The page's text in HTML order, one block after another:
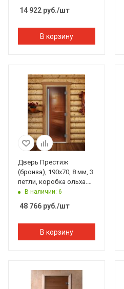
14 922 руб./шт
В корзину
Дверь Престиж
(бронза), 190х70, 8 мм, 3
петли, коробка ольха.
Банный Эксперт
В наличии: 6
48 766 руб./шт
В корзину